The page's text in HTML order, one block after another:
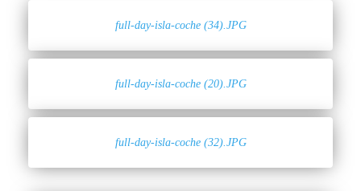
full-day-isla-coche (34).JPG
full-day-isla-coche (20).JPG
full-day-isla-coche (32).JPG